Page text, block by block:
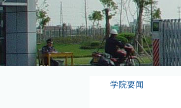
现任领导
学院要闻